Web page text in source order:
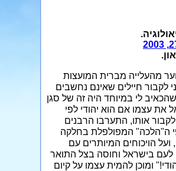
מהעלייה מברית המועצות
חיילים שאינם נחשבים
לי במיוחד היה זה של סגן
את עצמו אם הוא יהודי לפי
אותו, התערבו הרבנים
ה"הלכה" המפולפלת בחלקה
הויכוחים המיותרים עם
לעם בישראל וחוסה בצל התואר
ומוכן להמית עצמו על קיום